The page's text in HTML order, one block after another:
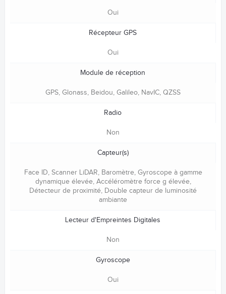
Oui
Récepteur GPS
Oui
Module de réception
GPS, Glonass, Beidou, Galileo, NavIC, QZSS
Radio
Non
Capteur(s)
Face ID, Scanner LiDAR, Baromètre, Gyroscope à gamme
dyna­mique élevée, Accéléromètre force g élevée,
Détecteur de proximité, Double capteur de lumi­nosité
ambiante
Lecteur d'Empreintes Digitales
Non
Gyroscope
Oui